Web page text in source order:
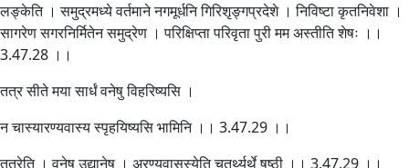
लङ्केति । समुद्रमध्ये वर्तमाने नगमूर्धनि गिरिशृङ्गप्रदेशे । निविष्टा कृतनिवेशा ।
सागरेण सगरनिर्मितेन समुद्रेण । परिक्षिप्ता परिवृता पुरी मम अस्तीति शेषः ।।
3.47.28 ।।
तत्र सीते मया सार्धं वनेषु विहरिष्यसि ।
न चास्यारण्यवास्य स्पृहयिष्यसि भामिनि ।। 3.47.29 ।।
तत्रेति । वनेषु उद्यानेषु । अरण्यवासस्येति चतुर्थ्यर्थे षष्ठी ।। 3.47.29 ।।